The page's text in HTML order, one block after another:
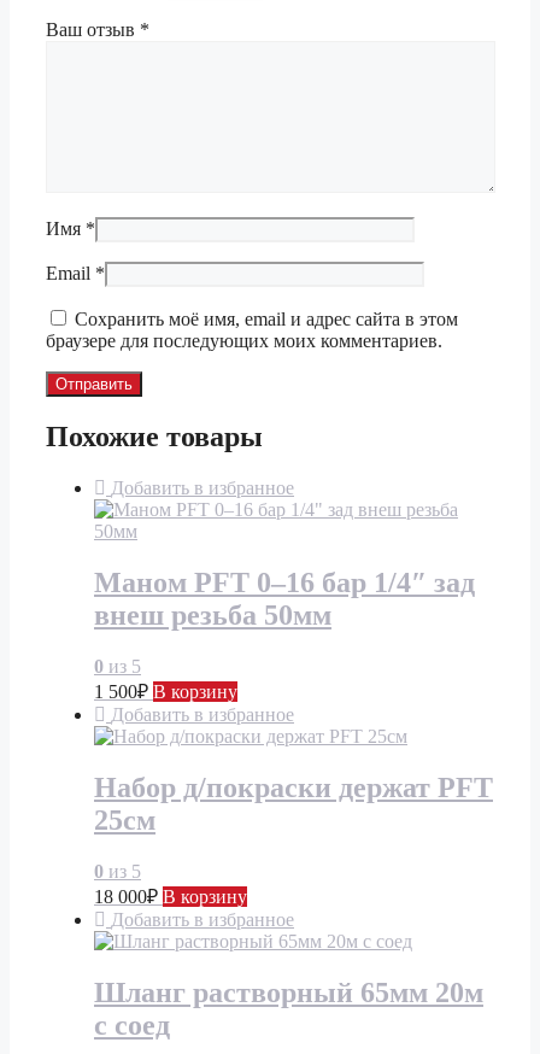
Ваш отзыв *
Имя *
Email *
Сохранить моё имя, email и адрес сайта в этом
браузере для последующих моих комментариев.
Похожие товары
Добавить в избранное
Маном PFT 0–16 бар 1/4″ зад
внеш резьба 50мм
0 из 5
1 500₽ В корзину
Добавить в избранное
Набор д/покраски держат PFT
25см
0 из 5
18 000₽ В корзину
Добавить в избранное
Шланг растворный 65мм 20м
с соед